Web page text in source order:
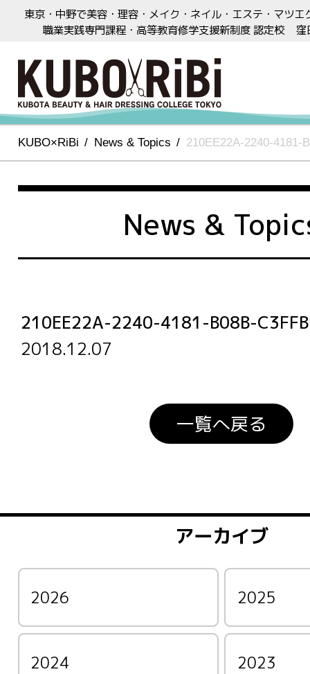
東京・中野で美容・理容・メイク・ネイル・エステ・マツエ
職業実践専門課程・高等教育修学支援新制度 認定校
窪
KUBO×RiBi News & Topics 210EE22A-2240-4181-
News &
210EE22A-2240-4181-B08B-
2018.12.07
一覧へ戻る
アーカイブ
2026 2025
2024 2023